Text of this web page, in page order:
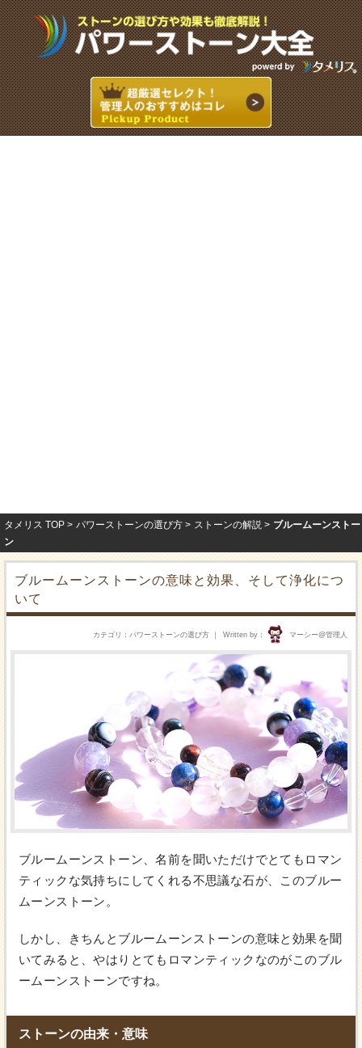
タメリス TOP パワーストーンの選び方 ストーンの解説
ブルームーンストー
ン
ブルームーンストーンの意味と効果、そして浄化につ
いて
Written by マーシー@管理人
カテゴリ パワーストーンの選び方
ブルームーンストーン、名前を聞いただけでとてもロマン
ティックな気持ちにしてくれる不思議な石が、このブルー
ムーンストーン。
しかし、きちんとブルームーンストーンの意味と効果を聞
いてみると、やはりとてもロマンティックなのがこのブル
ームーンストーンですね。
ストーンの由来・意味